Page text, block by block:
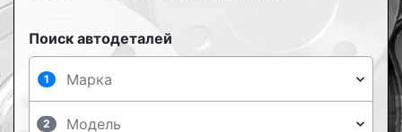
Поиск автодеталей
1
2